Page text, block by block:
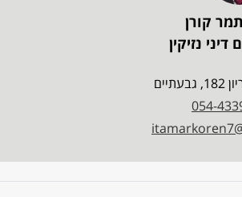
קורן
נזיקין
054-